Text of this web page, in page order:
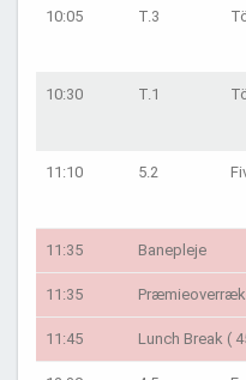
10:05 T.3
10:30 T.1
11:10 5.2
11:35 Banepleje
11:35
11:45 Lunch Break (